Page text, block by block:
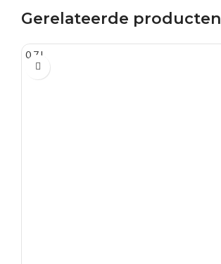
Gerelateerde producten
0.7 L